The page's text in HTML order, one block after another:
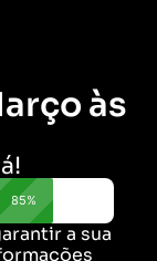
às
85%
a sua